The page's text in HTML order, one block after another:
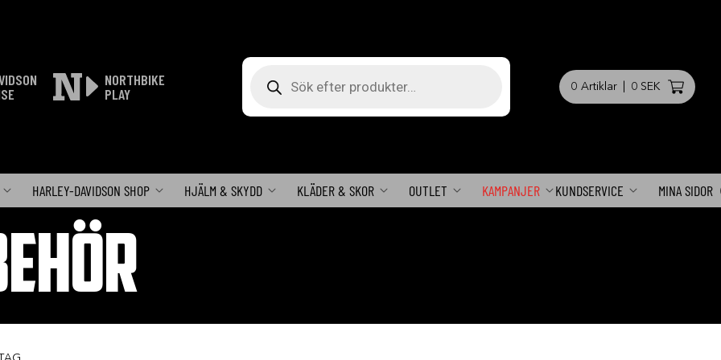
NORTHBIKE
PLAY
0 Artiklar 0 SEK
HARLEY-DAVIDSON SHOP HJÄLM & SKYDD KLÄDER & SKOR OUTLET KAMPANJER KUNDSERVICE MINA SIDOR